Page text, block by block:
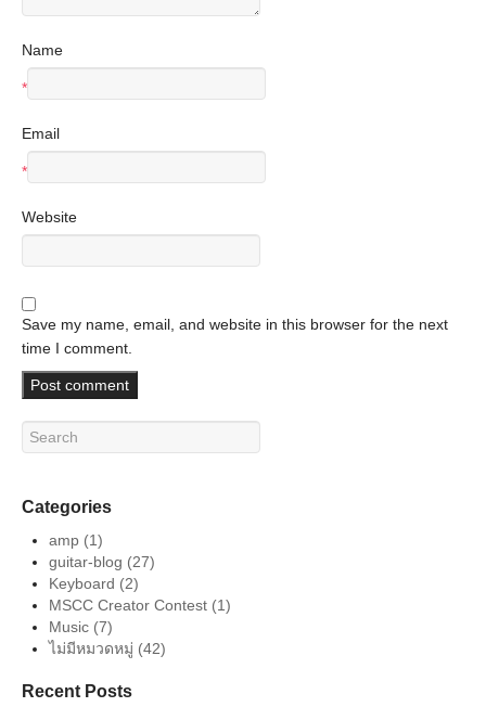
Name
*
Email
*
Website
Save my name, email, and website in this browser for the next
time I comment.
Categories
amp (1)
guitar-blog (27)
Keyboard (2)
MSCC Creator Contest (1)
Music (7)
ไม่มีหมวดหมู่ (42)
Recent Posts